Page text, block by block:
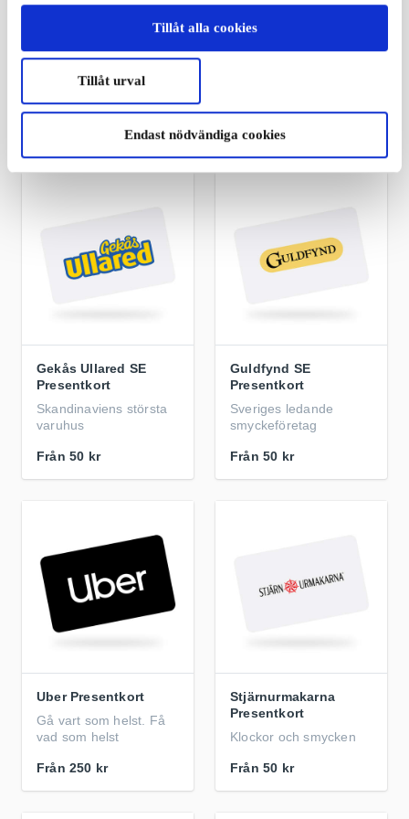
Tillåt alla cookies
Tillåt urval
Endast nödvändiga cookies
Naturkompaniet SE
Specialister på
outdoorkläder &
IKEA SE Presentkort
50 kr
Gekås Ullared SE
Presentkort
Skandinaviens största
varuhus
Från 50 kr
Guldfynd SE
Presentkort
Sveriges ledande
smyckeföretag
Från 50 kr
Uber Presentkort
Gå vart som helst. Få
vad som helst
Från 250 kr
Stjärnurmakarna
Presentkort
Klockor och smycken
Från 50 kr